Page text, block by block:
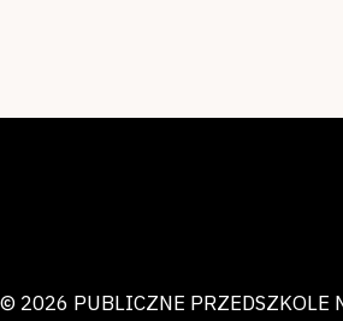
© 2026 PUBLICZNE PRZEDSZKOLE